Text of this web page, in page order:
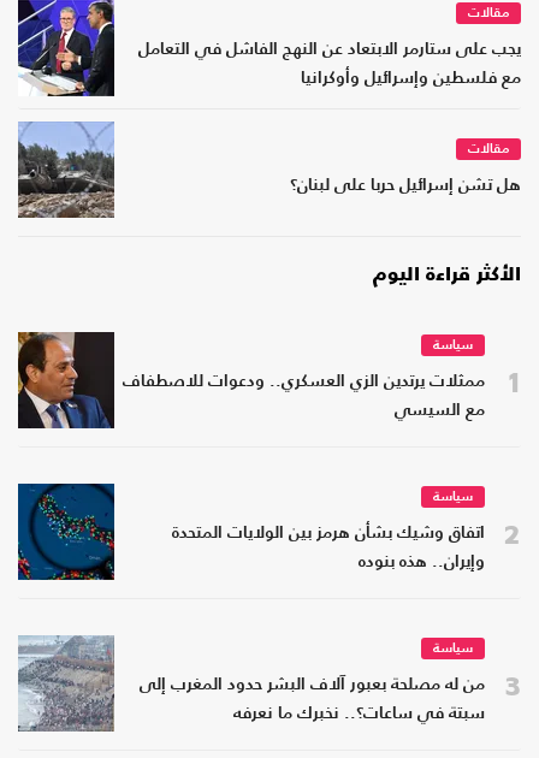
مقالات
يجب على ستارمر الابتعاد عن النهج الفاشل في التعامل
مع فلسطين وإسرائيل وأوكرانيا
مقالات
هل تشن إسرائيل حربا على لبنان؟
الأكثر قراءة اليوم
1
سياسة
ممثلات يرتدين الزي العسكري.. ودعوات للاصطفاف
مع السيسي
2
سياسة
اتفاق وشيك بشأن هرمز بين الولايات المتحدة
وإيران.. هذه بنوده
3
سياسة
من له مصلحة بعبور آلاف البشر حدود المغرب إلى
سبتة في ساعات؟.. نخبرك ما نعرفه